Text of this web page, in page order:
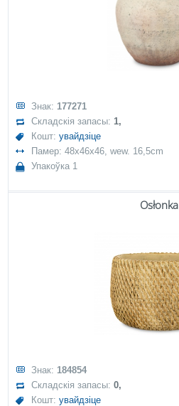
Знак: 177271
Складскія запасы:1,
Кошт:увайдзіце
Памер: 48x46x46, wew. 16,5cm
Упакоўка 1
Osłonka
Знак: 184854
Складскія запасы:0,
Кошт:увайдзіце